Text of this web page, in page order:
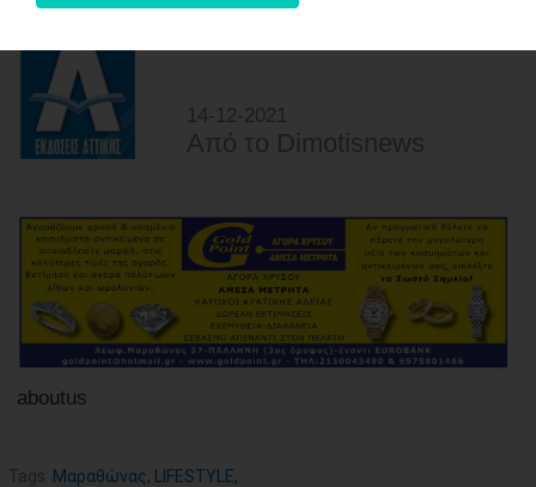
14-12-2021
Από τo Dimotisnews
aboutus
Tags: Μαραθώνας, LIFESTYLE,